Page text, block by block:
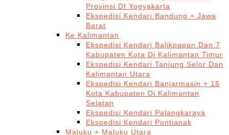
Provinsi DI Yogyakarta
Ekspedisi Kendari Bandung + Jawa
Barat
Ke Kalimantan
Ekspedisi Kendari Balikpapan Dan 7
Kabupaten Kota Di Kalimantan Timur
Ekspedisi Kendari Tanjung Selor Dan
Kalimantan Utara
Ekspedisi Kendari Banjarmasin + 15
Kota Kabupaten Di Kalimantan
Selatan
Ekspedisi Kendari Palangkaraya
Ekspedisi Kendari Pontianak
Maluku + Maluku Utara